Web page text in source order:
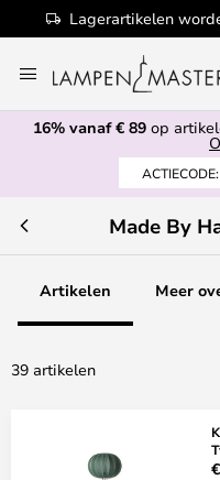
Lagerartikelen
naar
de
inhoud
16% vanaf € 89 op
ACTIECODE:
Made By
Artikelen Meer
39 artikelen